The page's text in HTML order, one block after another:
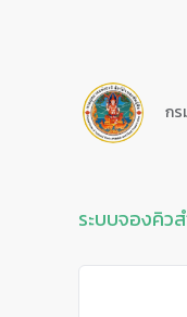
กร
ระบบจองคิว